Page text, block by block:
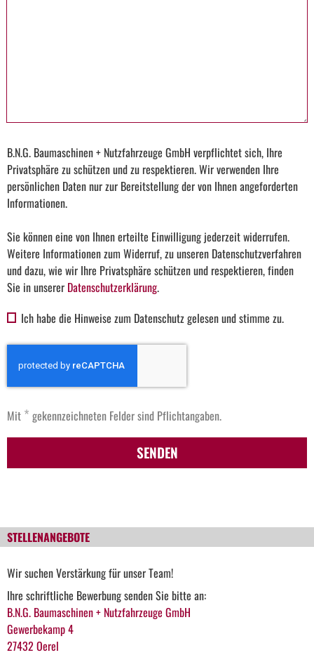
B.N.G. Baumaschinen + Nutzfahrzeuge GmbH verpflichtet sich, Ihre
Privatsphäre zu schützen und zu respektieren. Wir verwenden Ihre
persönlichen Daten nur zur Bereitstellung der von Ihnen angeforderten
Informationen.
Sie können eine von Ihnen erteilte Einwilligung jederzeit widerrufen.
Weitere Informationen zum Widerruf, zu unseren Datenschutzverfahren
und dazu, wie wir Ihre Privatsphäre schützen und respektieren, finden
Sie in unserer Datenschutzerklärung.
Ich habe die Hinweise zum Datenschutz gelesen und stimme zu.
Mit * gekennzeichneten Felder sind Pflichtangaben.
SENDEN
STELLENANGEBOTE
Wir suchen Verstärkung für unser Team!
Ihre schriftliche Bewerbung senden Sie bitte an:
B.N.G. Baumaschinen + Nutzfahrzeuge GmbH
Gewerbekamp 4
27432 Oerel